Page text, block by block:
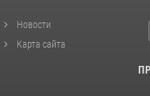
Новости
Карта сайта